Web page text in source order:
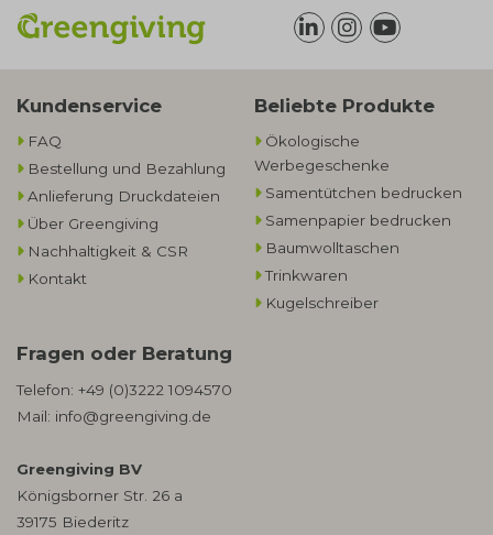
Kundenservice
FAQ
Bestellung und Bezahlung
Anlieferung Druckdateien
Über Greengiving
Nachhaltigkeit & CSR
Kontakt
Beliebte Produkte
Ökologische
Werbegeschenke​
Samentütchen bedrucken
Samenpapier bedrucken
Baumwolltaschen​
Trinkwaren
Kugelschreiber
Fragen oder Beratung
Telefon: +49 (0)3222 1094570
Mail: info@greengiving.de
Greengiving BV
Königsborner Str. 26 a
39175 Biederitz